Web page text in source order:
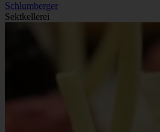
Schlumberger
Sektkellerei